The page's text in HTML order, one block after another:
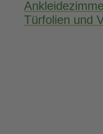
Türfolien und